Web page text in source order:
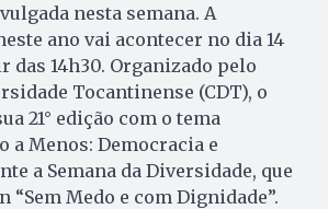
nesta semana. A
ano vai acontecer no dia 14
das 14h30. Organizado pelo
Tocantinense (CDT), o
21° edição com o tema
a Menos: Democracia e
a Semana da Diversidade, que
“Sem Medo e com Dignidade”.